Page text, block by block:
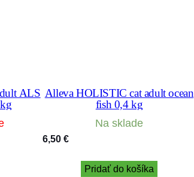
ALS Alleva HOLISTIC cat adult ocean
fish 0,4 kg
Na sklade
6,50 €
Pridať do košíka